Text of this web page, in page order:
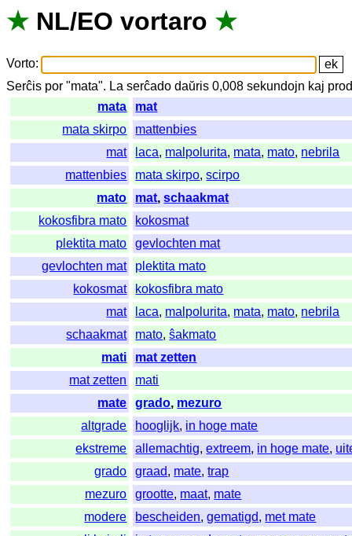
★ NL/EO vortaro ★
Vorto:
Serĉis por "mata". La serĉado daŭris 0,008sekundojn kaj
mata
mat
mata skirpo
mattenbies
mat
laca, malpolurita, mata, mato, nebrila
mattenbies
mata skirpo,scirpo
mato
mat,schaakmat
kokosfibra mato
kokosmat
plektita mato
gevlochten mat
gevlochten mat
plektita mato
kokosmat
kokosfibra mato
mat
laca, malpolurita, mata, mato, nebrila
schaakmat
mato,ŝakmato
mati
mat zetten
mat zetten
mati
mate
grado, mezuro
altgrade
hooglijk, in hoge mate
ekstreme
allemachtig,extreem, in hoge mate,
grado
graad, mate,trap
mezuro
grootte, maat, mate
modere
bescheiden,gematigd, met mate